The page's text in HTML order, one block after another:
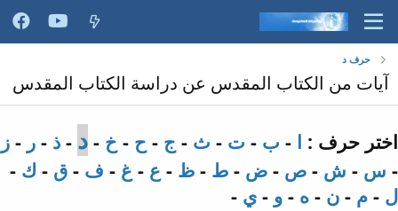
حرف د
آيات من الكتاب المقدس عن دراسة الكتاب المقدس
اختر حرف : ا - ب - ت - ث - ج - ح - خ - د - ذ - ر - ز
- س - ش - ص - ض - ط - ظ - ع - غ - ف - ق - ك -
ل - م - ن - ه - و - ي -